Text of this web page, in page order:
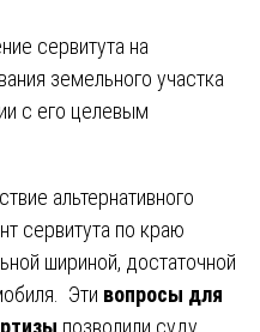
сервитута на
земельного участка
с его целевым
альтернативного
сервитута по краю
шириной, достаточной
Эти вопросы для
позволили суду